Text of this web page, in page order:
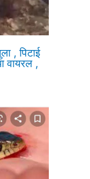
, पिटाई
वायरल ,